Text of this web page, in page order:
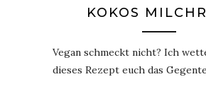
KOKOS
Vegan schmeckt nicht? Ich
dieses Rezept euch das